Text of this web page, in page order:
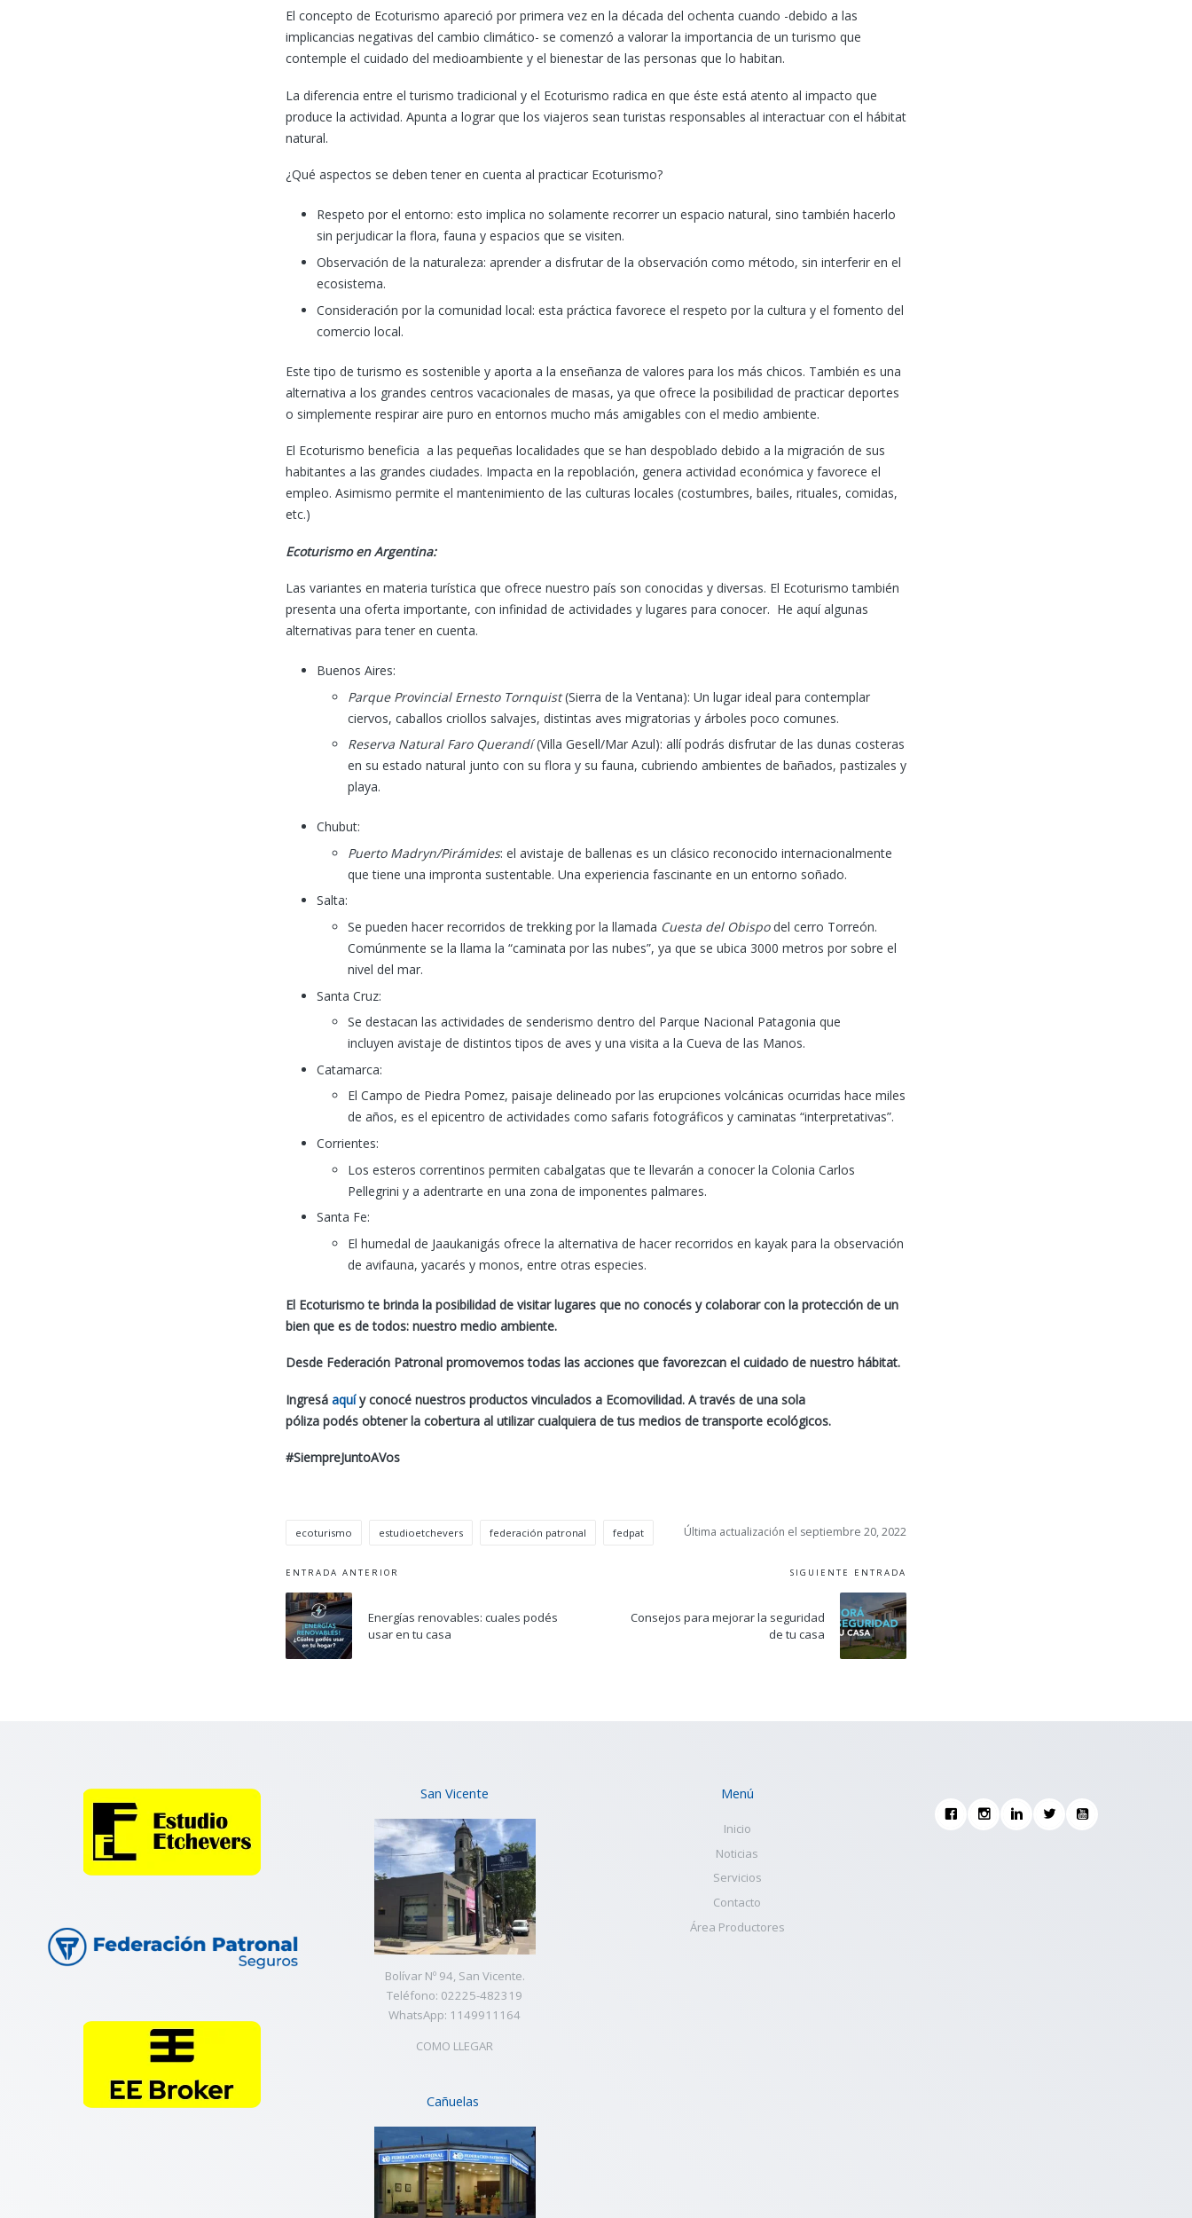
El concepto de Ecoturismo apareció por primera vez en la década del ochenta cuando -debido a las
implicancias negativas del cambio climático- se comenzó a valorar la importancia de un turismo que
contemple el cuidado del medioambiente y el bienestar de las personas que lo habitan.
La diferencia entre el turismo tradicional y el Ecoturismo radica en que éste está atento al impacto que
produce la actividad. Apunta a lograr que los viajeros sean turistas responsables al interactuar con el hábitat
natural.
¿Qué aspectos se deben tener en cuenta al practicar Ecoturismo?
Respeto por el entorno: esto implica no solamente recorrer un espacio natural, sino también hacerlo
sin perjudicar la flora, fauna y espacios que se visiten.
Observación de la naturaleza: aprender a disfrutar de la observación como método, sin interferir en el
ecosistema.
Consideración por la comunidad local: esta práctica favorece el respeto por la cultura y el fomento del
comercio local.
Este tipo de turismo es sostenible y aporta a la enseñanza de valores para los más chicos. También es una
alternativa a los grandes centros vacacionales de masas, ya que ofrece la posibilidad de practicar deportes
o simplemente respirar aire puro en entornos mucho más amigables con el medio ambiente.
El Ecoturismo beneficia a las pequeñas localidades que se han despoblado debido a la migración de sus
habitantes a las grandes ciudades. Impacta en la repoblación, genera actividad económica y favorece el
empleo. Asimismo permite el mantenimiento de las culturas locales (costumbres, bailes, rituales, comidas,
etc.)
Ecoturismo en Argentina:
Las variantes en materia turística que ofrece nuestro país son conocidas y diversas. El Ecoturismo también
presenta una oferta importante, con infinidad de actividades y lugares para conocer. He aquí algunas
alternativas para tener en cuenta.
Buenos Aires:
Parque Provincial Ernesto Tornquist(Sierra de la Ventana): Un lugar ideal para contemplar
ciervos, caballos criollos salvajes, distintas aves migratorias y árboles poco comunes.
Reserva Natural Faro Querandí(Villa Gesell/Mar Azul): allí podrás disfrutar de las dunas costeras
en su estado natural junto con su flora y su fauna, cubriendo ambientes de bañados, pastizales y
playa.
Chubut:
Puerto Madryn/Pirámides: el avistaje de ballenas es un clásico reconocido internacionalmente
que tiene una impronta sustentable. Una experiencia fascinante en un entorno soñado.
Salta:
Se pueden hacer recorridos de trekking por la llamada Cuesta del Obispodel cerro Torreón.
Comúnmente se la llama la “caminata por las nubes”, ya que se ubica 3000 metros por sobre el
nivel del mar.
Santa Cruz:
Se destacan las actividades de senderismo dentro del Parque Nacional Patagonia que
incluyen avistaje de distintos tipos de aves y una visita a la Cueva de las Manos.
Catamarca:
El Campo de Piedra Pomez, paisaje delineado por las erupciones volcánicas ocurridas hace miles
de años, es el epicentro de actividades como safaris fotográficos y caminatas “interpretativas”.
Corrientes:
Los esteros correntinos permiten cabalgatas que te llevarán a conocer la Colonia Carlos
Pellegrini y a adentrarte en una zona de imponentes palmares.
Santa Fe:
El humedal de Jaaukanigás ofrece la alternativa de hacer recorridos en kayak para la observación
de avifauna, yacarés y monos, entre otras especies.
El Ecoturismo te brinda la posibilidad de visitar lugares que no conocés y colaborar con la protección de un
bien que es de todos: nuestro medio ambiente.
Desde Federación Patronal promovemos todas las acciones que favorezcan el cuidado de nuestro hábitat.
Ingresá aquíy conocé nuestros productos vinculados a Ecomovilidad. Através de una sola
póliza podés obtener la cobertura al utilizar cualquiera de tus medios de transporte ecológicos.
#SiempreJuntoAVos
Etiquetas:
ecoturismo estudioetchevers federación patronal fedpat Última actualización el septiembre 20, 2022
Navegación
de
entradas
ENTRADA ANTERIOR
Energías renovables: cuales podés
usar en tu casa
SIGUIENTE ENTRADA
Consejos para mejorar la seguridad
de tu casa
San Vicente
Bolívar Nº 94, San Vicente.
Teléfono: 02225-482319
WhatsApp: 1149911164
COMO LLEGAR
Cañuelas
Menú
Inicio
Noticias
Servicios
Contacto
Área Productores